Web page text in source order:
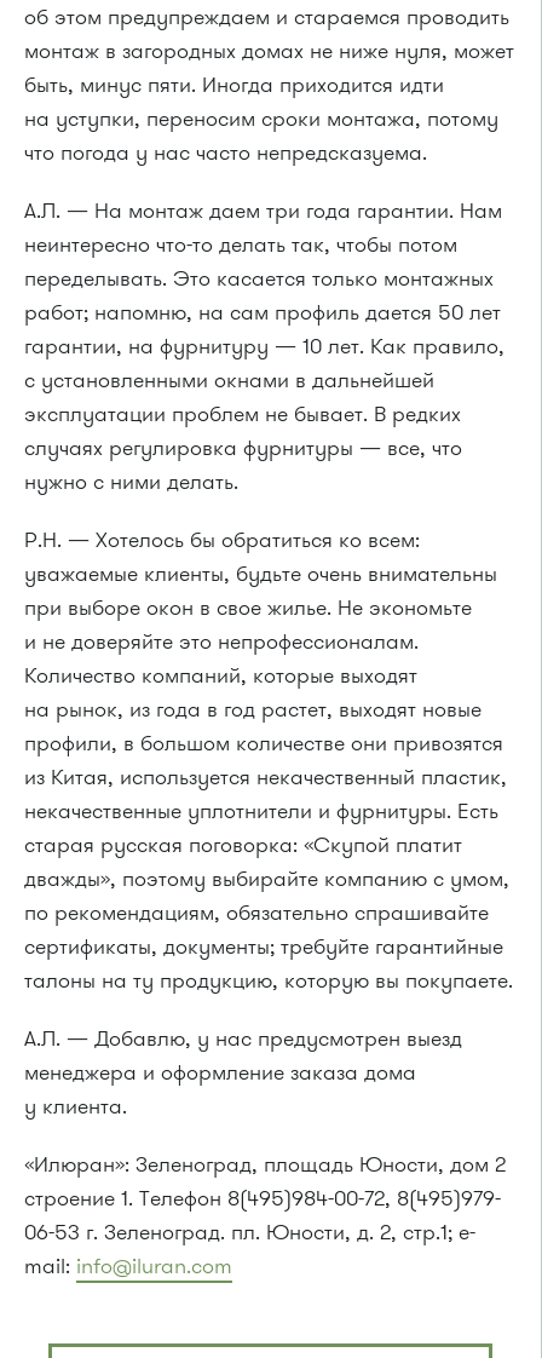
об этом предупреждаем и стараемся проводить
монтаж в загородных домах не ниже нуля, может
быть, минус пяти. Иногда приходится идти
на уступки, переносим сроки монтажа, потому
что погода у нас часто непредсказуема.
А.Л. — На монтаж даем три года гарантии. Нам
неинтересно что-то делать так, чтобы потом
переделывать. Это касается только монтажных
работ; напомню, на сам профиль дается 50 лет
гарантии, на фурнитуру — 10 лет. Как правило,
с установленными окнами в дальнейшей
эксплуатации проблем не бывает. В редких
случаях регулировка фурнитуры — все, что
нужно с ними делать.
Р.Н. — Хотелось бы обратиться ко всем:
уважаемые клиенты, будьте очень внимательны
при выборе окон в свое жилье. Не экономьте
и не доверяйте это непрофессионалам.
Количество компаний, которые выходят
на рынок, из года в год растет, выходят новые
профили, в большом количестве они привозятся
из Китая, используется некачественный пластик,
некачественные уплотнители и фурнитуры. Есть
старая русская поговорка: «Скупой платит
дважды», поэтому выбирайте компанию с умом,
по рекомендациям, обязательно спрашивайте
сертификаты, документы; требуйте гарантийные
талоны на ту продукцию, которую вы покупаете.
А.Л. — Добавлю, у нас предусмотрен выезд
менеджера и оформление заказа дома
у клиента.
«Илюран»: Зеленоград, площадь Юности, дом 2
строение 1. Телефон 8(495)984-00-72, 8(495)979-
06-53 г. Зеленоград. пл. Юности, д. 2, стр.1; e-
mail: info@iluran.com